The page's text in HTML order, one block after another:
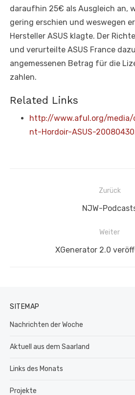
daraufhin 25€ als Ausgleich an,
gering erschien und weswegen
Hersteller ASUS klagte. Der
und verurteilte ASUS France
angemessenen Betrag für die
zahlen.
Related Links
http://www.aful.org/
nt-Hordoir-ASUS-
Beitragsnavigation
Zurück
Vorheriger
NJW-
Weiter
Nächster
XGenerator 2.0
SITEMAP
Nachrichten der Woche
Aktuell aus dem Saarland
Links des Monats
Projekte